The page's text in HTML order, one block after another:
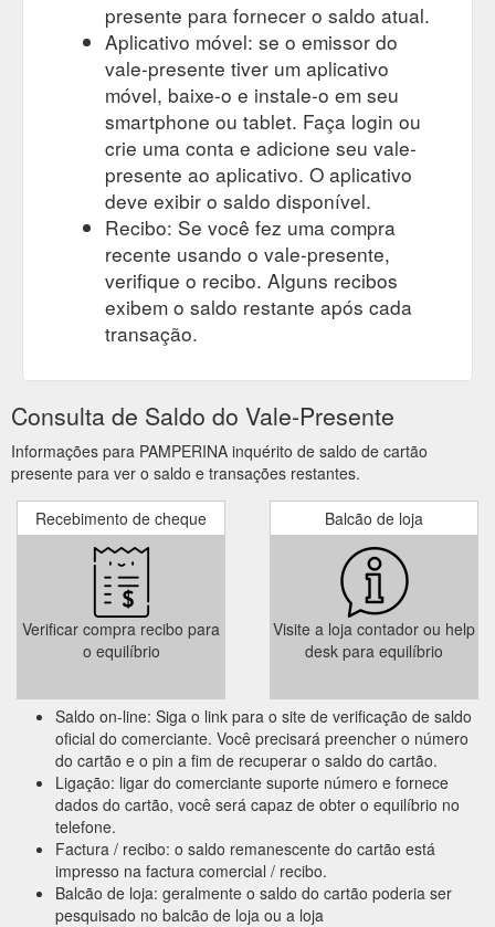
presente para fornecer o saldo atual.
Aplicativo móvel: se o emissor do
vale-presente tiver um aplicativo
móvel, baixe-o e instale-o em seu
smartphone ou tablet. Faça login ou
crie uma conta e adicione seu vale-
presente ao aplicativo. O aplicativo
deve exibir o saldo disponível.
Recibo: Se você fez uma compra
recente usando o vale-presente,
verifique o recibo. Alguns recibos
exibem o saldo restante após cada
transação.
Consulta de Saldo do Vale-Presente
Informações para PAMPERINA inquérito de saldo de cartão
presente para ver o saldo e transações restantes.
Recebimento de cheque
Verificar compra recibo para
o equilíbrio
Balcão de loja
Visite a loja contador ou help
desk para equilíbrio
Saldo on-line: Siga o link para o site de verificação de saldo
oficial do comerciante. Você precisará preencher o número
do cartão e o pin a fim de recuperar o saldo do cartão.
Ligação: ligar do comerciante suporte número e fornece
dados do cartão, você será capaz de obter o equilíbrio no
telefone.
Factura / recibo: o saldo remanescente do cartão está
impresso na factura comercial / recibo.
Balcão de loja: geralmente o saldo do cartão poderia ser
pesquisado no balcão de loja ou a loja